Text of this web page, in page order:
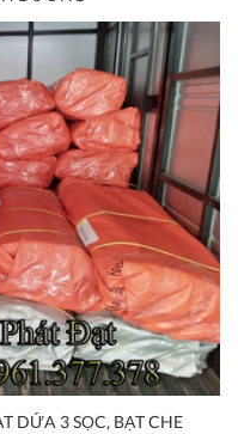
DỨA 3 SỌC, BẠT CHE